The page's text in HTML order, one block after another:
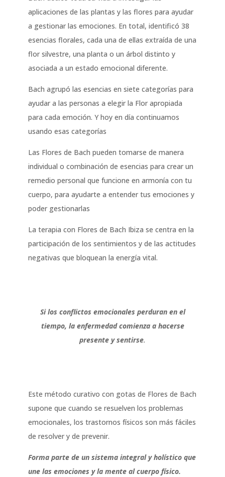
aplicaciones de las plantas y las flores para ayudar
a gestionar las emociones. En total, identificó 38
esencias florales, cada una de ellas extraída de una
flor silvestre, una planta o un árbol distinto y
asociada a un estado emocional diferente.
Bach agrupó las esencias en siete categorías para
ayudar a las personas a elegir la Flor apropiada
para cada emoción. Y hoy en día continuamos
usando esas categorías
Las Flores de Bach pueden tomarse de manera
individual o combinación de esencias para crear un
remedio personal que funcione en armonía con tu
cuerpo, para ayudarte a entender tus emociones y
poder gestionarlas
La terapia con Flores de Bach Ibiza se centra en la
participación de los sentimientos y de las actitudes
negativas que bloquean la energía vital.
Si los conflictos emocionales perduran en el
tiempo, la enfermedad comienza a hacerse
presente y sentirse.
Este método curativo con gotas de Flores de Bach
supone que cuando se resuelven los problemas
emocionales, los trastornos físicos son más fáciles
de resolver y de prevenir.
Forma parte de un sistema integral y holístico que
une las emociones y la mente al cuerpo físico.